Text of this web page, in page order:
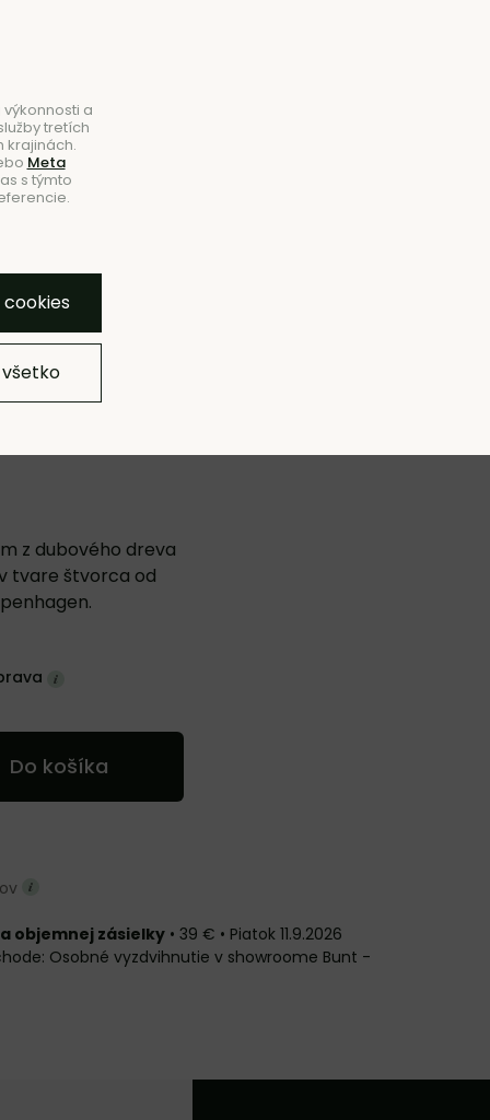
Hľadať
NOVINKY
z dubového dreva
tvare štvorca od
Do košíka
objemnej zásielky • 39 € • Piatok 11.9.2026
Osobné vyzdvihnutie v showroome Bunt -
Pridať do zoznamu
a
tretích
krajinách.
Meta
s týmto